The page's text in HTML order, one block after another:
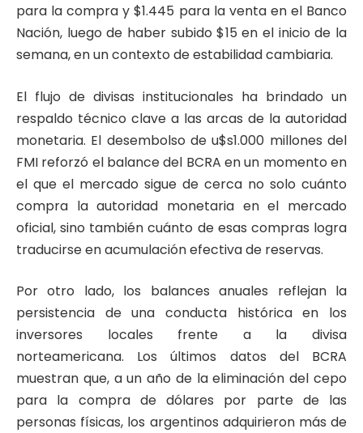
para la compra y $1.445 para la venta en el Banco
Nación, luego de haber subido $15 en el inicio de la
semana, en un contexto de estabilidad cambiaria.
El flujo de divisas institucionales ha brindado un
respaldo técnico clave a las arcas de la autoridad
monetaria. El desembolso de u$s1.000 millones del
FMI reforzó el balance del BCRA en un momento en
el que el mercado sigue de cerca no solo cuánto
compra la autoridad monetaria en el mercado
oficial, sino también cuánto de esas compras logra
traducirse en acumulación efectiva de reservas.
Por otro lado, los balances anuales reflejan la
persistencia de una conducta histórica en los
inversores locales frente a la divisa
norteamericana. Los últimos datos del BCRA
muestran que, a un año de la eliminación del cepo
para la compra de dólares por parte de las
personas físicas, los argentinos adquirieron más de